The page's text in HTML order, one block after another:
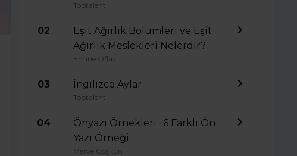
Toptalent
02
Eşit Ağırlık Bölümleri ve Eşit
Ağırlık Meslekleri Nelerdir?
Emine Oflaz
03 İngilizce Aylar
Toptalent
04
Önyazı Örnekleri : 6 Farklı Ön
Yazı Örneği
Merve Coşkun